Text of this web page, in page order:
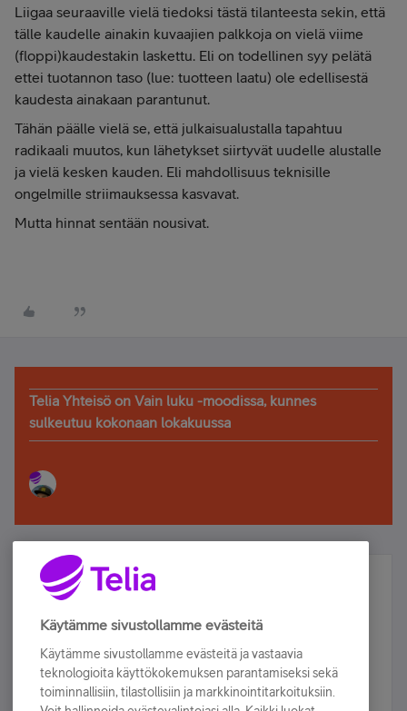
Liigaa seuraaville vielä tiedoksi tästä tilanteesta sekin, että
tälle kaudelle ainakin kuvaajien palkkoja on vielä viime
(floppi)kaudestakin laskettu. Eli on todellinen syy pelätä
ettei tuotannon taso (lue: tuotteen laatu) ole edellisestä
kaudesta ainakaan parantunut.
Tähän päälle vielä se, että julkaisualustalla tapahtuu
radikaali muutos, kun lähetykset siirtyvät uudelle alustalle
ja vielä kesken kauden. Eli mahdollisuus teknisille
ongelmille striimauksessa kasvavat.
Mutta hinnat sentään nousivat.
Telia Yhteisö on Vain luku -moodissa, kunnes
sulkeutuu kokonaan lokakuussa
Älä jää paitsi – osallistu ja voita!
Tilaa Telian uutiskirje ja olet mukana arvonnassa.
sähköpostiisi.
Käytämme sivustollamme evästeitä
Käytämme sivustollamme evästeitä ja vastaavia
teknologioita käyttökokemuksen parantamiseksi sekä
toiminnallisiin, tilastollisiin ja markkinointitarkoituksiin.